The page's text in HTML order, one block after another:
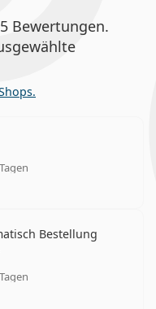
Bewertungen.
5 aus 5
Bestellung
5 aus 5